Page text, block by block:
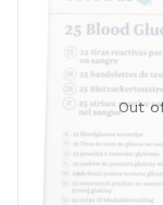
Out